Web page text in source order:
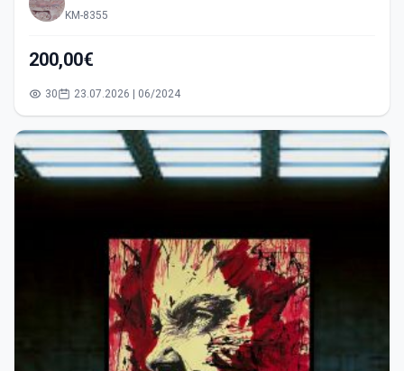
KM-8355
200,00€
30 23.07.2026 | 06/2024